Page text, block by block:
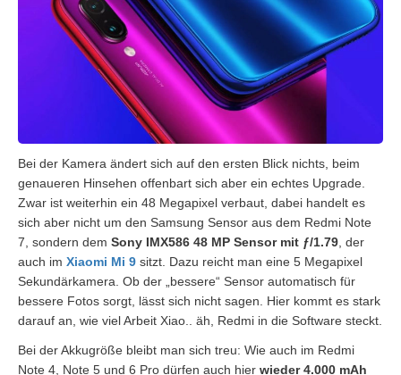
Bei der Kamera ändert sich auf den ersten Blick nichts, beim
genaueren Hinsehen offenbart sich aber ein echtes Upgrade.
Zwar ist weiterhin ein 48 Megapixel verbaut, dabei handelt es
sich aber nicht um den Samsung Sensor aus dem Redmi Note
7, sondern dem Sony IMX586 48 MP Sensor mit ƒ/1.79 , der
auch im Xiaomi Mi 9 sitzt. Dazu reicht man eine 5 Megapixel
Sekundärkamera. Ob der „bessere“ Sensor automatisch für
bessere Fotos sorgt, lässt sich nicht sagen. Hier kommt es stark
darauf an, wie viel Arbeit Xiao.. äh, Redmi in die Software steckt.
Bei der Akkugröße bleibt man sich treu: Wie auch im Redmi
Note 4, Note 5 und 6 Pro dürfen auch hier wieder 4.000 mAh